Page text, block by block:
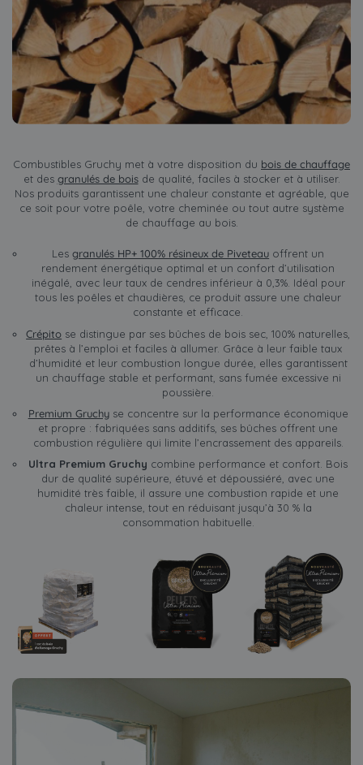
Combustibles Gruchy met à votre disposition du bois de chauffage
et des granulés de boisde qualité, faciles à stocker et à utiliser.
Nos produits garantissent une chaleur constante et agréable, que
ce soit pour votre poêle, votre cheminée ou tout autre système
de chauffage au bois.
Lesgranulés HP+ 100% résineux de Piveteau offrent un
rendement énergétique optimal et un confort d’utilisation
inégalé, avec leur taux de cendres inférieur à 0,3%. Idéal pour
tous les poêles et chaudières, ce produit assure une chaleur
constante et efficace.
Crépito se distingue par ses bûches de bois sec, 100% naturelles,
prêtes à l’emploi et faciles à allumer. Grâce à leur faible taux
d’humidité et leur combustion longue durée, elles garantissent
un chauffage stable et performant, sans fumée excessive ni
poussière.
Premium Gruchyse concentre sur la performance économique
et propre : fabriquées sans additifs, ses bûches offrent une
combustion régulière qui limite l’encrassement des appareils.
Ultra Premium Gruchy combine performance et confort. Bois
dur de qualité supérieure, étuvé et dépoussiéré, avec une
humidité très faible, il assure une combustion rapide et une
chaleur intense, tout en réduisant jusqu’à 30 % la
consommation habituelle.